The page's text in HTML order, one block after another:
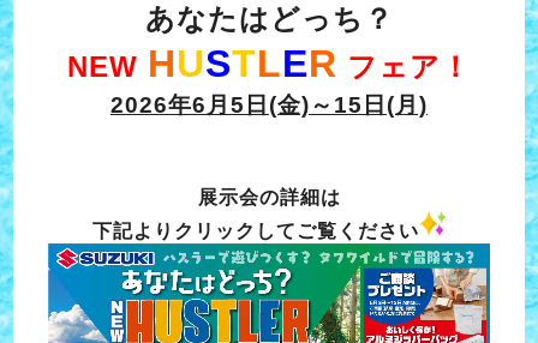
あなたはどっち？
NEW HUSTLER フェア！
2026年6月5日(金)～15日(月)
展示会の詳細は
下記よりクリックしてご覧ください